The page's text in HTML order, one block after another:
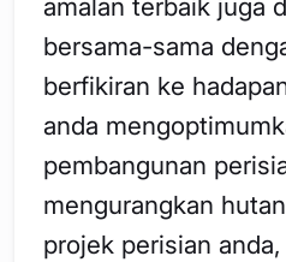
amalan terbaik juga
bersama-sama
berfikiran ke
anda
pembangunan
mengurangkan
projek perisian